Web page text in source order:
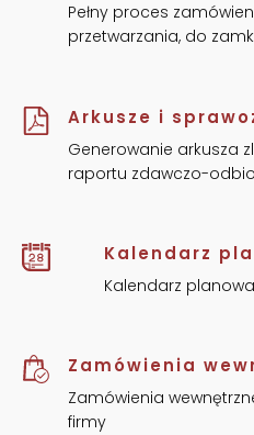
Pełny proces
przetwarzania, do
Arkusze i
Generowanie arkusza
raportu zdawczo-
Kalendarz
Kalendarz
Zamówienia
Zamówienia
firmy